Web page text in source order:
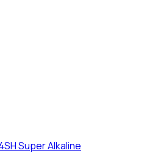
Super Alkaline